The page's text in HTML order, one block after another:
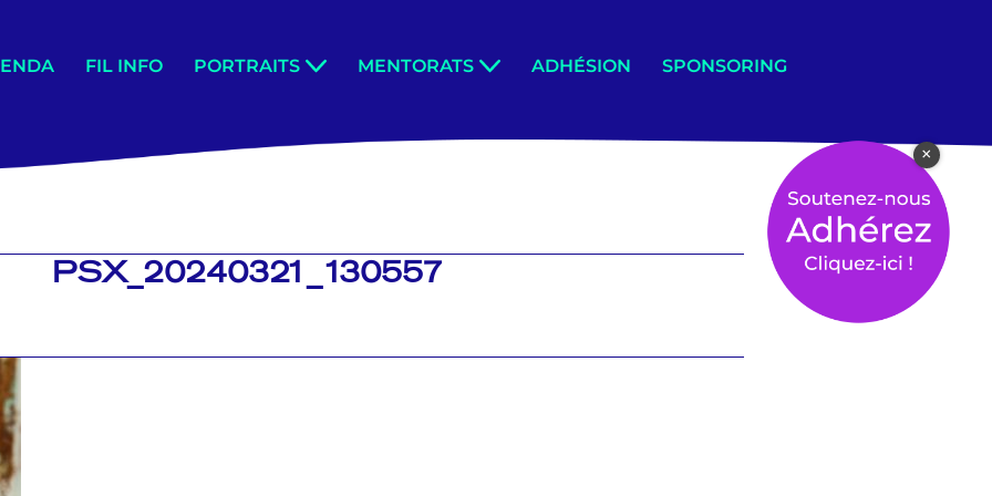
FIL INFO PORTRAITS MENTORATS ADHÉSION SPONSORING
PSX_20240321_130557
×